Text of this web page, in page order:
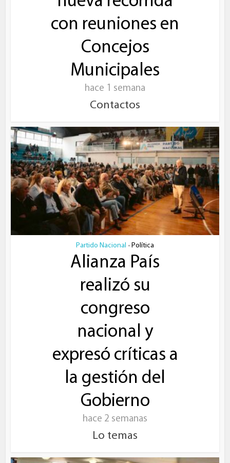
con reuniones en
Concejos
Municipales
hace 1 semana
Contactos
Partido Nacional • Política
Alianza País
realizó su
congreso
nacional y
expresó críticas a
la gestión del
Gobierno
hace 2 semanas
Lo temas